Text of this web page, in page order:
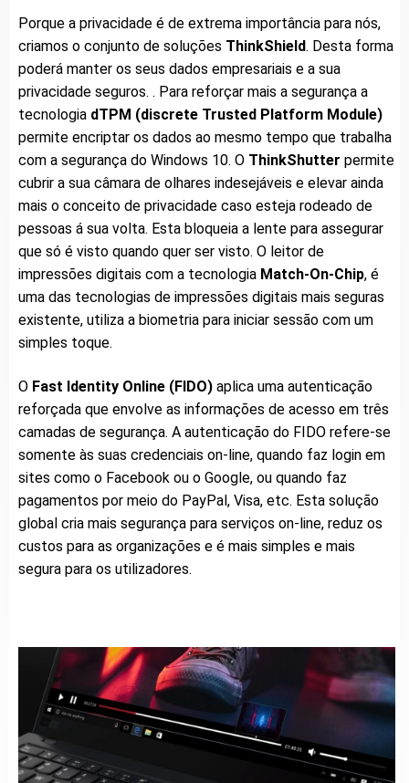
Porque a privacidade é de extrema importância para nós,
criamos o conjunto de soluções ThinkShield. Desta forma
poderá manter os seus dados empresariais e a sua
privacidade seguros. . Para reforçar mais a segurança a
tecnologia dTPM (discrete Trusted Platform Module)
permite encriptar os dados ao mesmo tempo que trabalha
com a segurança do Windows 10. O ThinkShutter permite
cubrir a sua câmara de olhares indesejáveis e elevar ainda
mais o conceito de privacidade caso esteja rodeado de
pessoas á sua volta. Esta bloqueia a lente para assegurar
que só é visto quando quer ser visto. O leitor de
impressões digitais com a tecnologia Match-On-Chip, é
uma das tecnologias de impressões digitais mais seguras
existente, utiliza a biometria para iniciar sessão com um
simples toque.
O Fast Identity Online (FIDO) aplica uma autenticação
reforçada que envolve as informações de acesso em três
camadas de segurança. A autenticação do FIDO refere-se
somente às suas credenciais on-line, quando faz login em
sites como o Facebook ou o Google, ou quando faz
pagamentos por meio do PayPal, Visa, etc. Esta solução
global cria mais segurança para serviços on-line, reduz os
custos para as organizações e é mais simples e mais
segura para os utilizadores.